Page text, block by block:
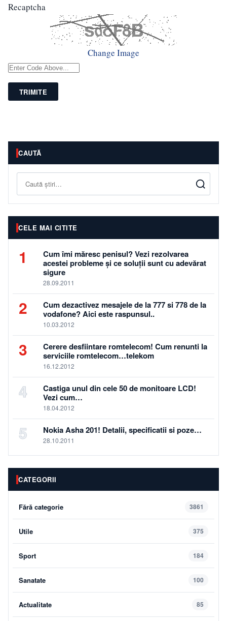
Recaptcha
Change Image
TRIMITE
CAUTĂ
Caută
CELE MAI CITITE
1
Cum îmi măresc penisul? Vezi rezolvarea
acestei probleme și ce soluții sunt cu adevărat
sigure
28.09.2011
2
Cum dezactivez mesajele de la 777 si 778 de la
vodafone? Aici este raspunsul..
10.03.2012
3
Cerere desfiintare romtelecom! Cum renunti la
serviciile romtelecom…telekom
16.12.2012
4
Castiga unul din cele 50 de monitoare LCD!
Vezi cum…
18.04.2012
5 Nokia Asha 201! Detalii, specificatii si poze…
28.10.2011
CATEGORII
Fără categorie 3861
Utile 375
Sport 184
Sanatate 100
Actualitate 85